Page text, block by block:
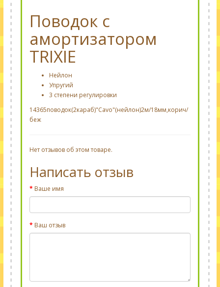
Поводок с
амортизатором
TRIXIE
Нейлон
Упругий
3 степени регулировки
14365поводок(2караб)"Cavo"(нейлон)2м/18мм,корич/
беж
Нет отзывов об этом товаре.
Написать отзыв
Ваше имя
Ваш отзыв